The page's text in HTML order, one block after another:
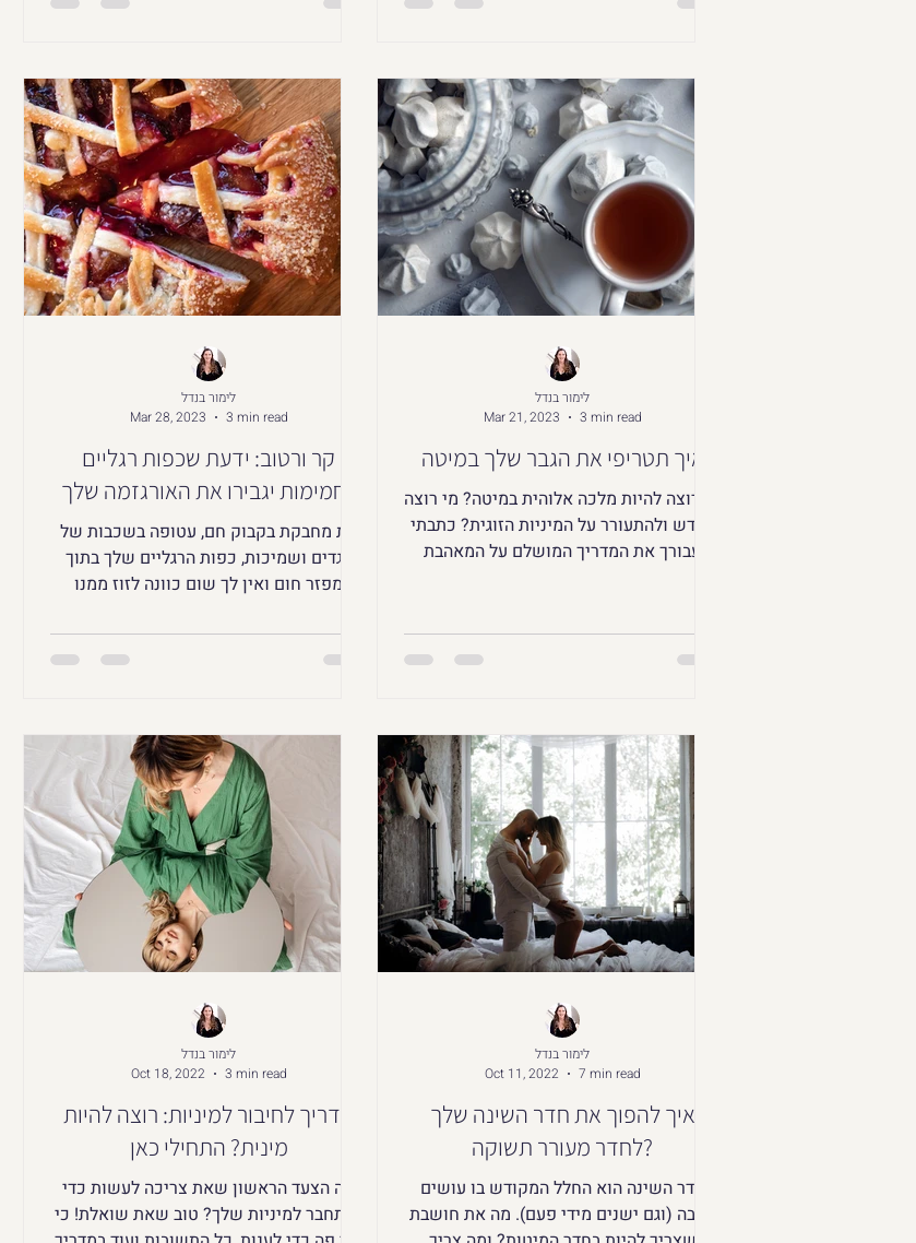
קר ורטוב: ידעת שכפות רגליים
את מחבקת בקבוק חם, עטופה בשכבות של
בגדים ושמיכות, כפות הרגליים שלך בתוך
מפזר חום ואין לך שום כוונה לזוז ממנו
לימור בנדל
Mar 28, 2023
3 min read
איך תטריפי את הגבר שלך במיטה
מי רוצה להיות מלכה אלוהית במיטה? מי רוצה
לחדש ולהתעורר על המיניות הזוגית? כתבתי
עבורך את המדריך המושלם על המאהבת
לימור בנדל
Mar 21, 2023
3 min read
מדריך לחיבור למיניות: רוצה להיות
מינית? התחילי כאן
מה הצעד הראשון שאת צריכה לעשות כדי
להתחבר למיניות שלך? טוב שאת שואלת! כי
לימור בנדל
Oct 18, 2022
3 min read
איך להפוך את חדר השינה שלך
לחדר מעורר תשוקה?
חדר השינה הוא החלל המקודש בו עושים
אהבה (וגם ישנים מידי פעם). מה את חושבת
לימור בנדל
Oct 11, 2022
7 min read